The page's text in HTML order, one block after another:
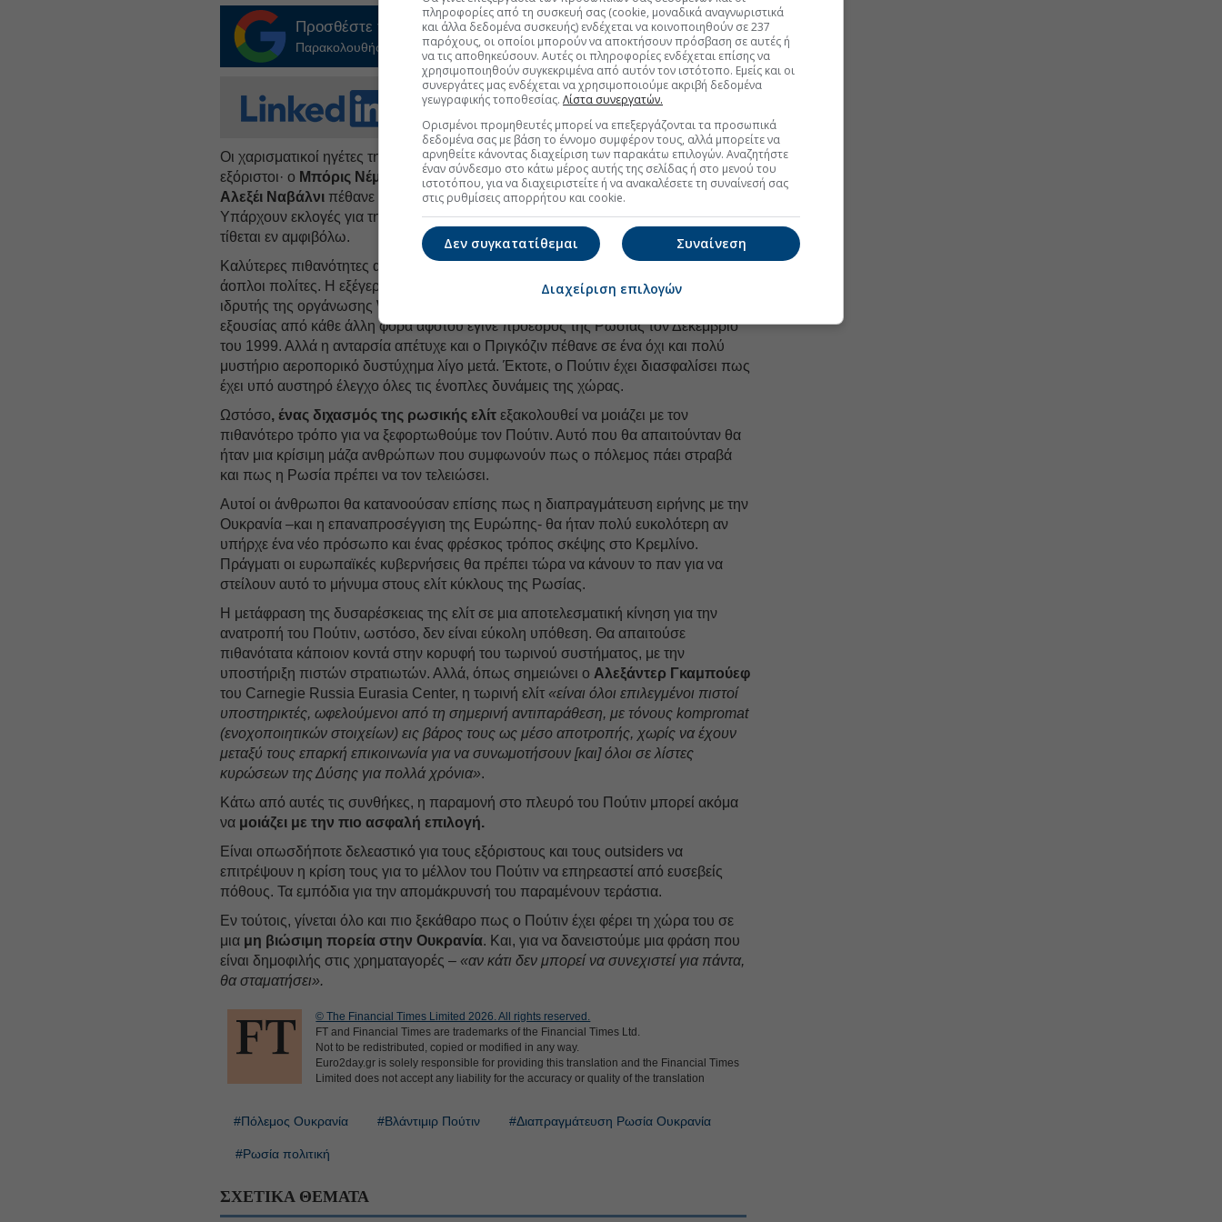
Προσθέστε το Euro2day.grστοGoogle Discover!
Παρακολουθήστε τις εξελίξεις με την υπογραφη εγκυρότητας του Euro2day.gr
FOLLOW US
Ακολουθήστε τη σελίδα τουEuro2day.grστοLinkedin
Οι χαρισματικοί ηγέτες της αντιπολίτευσης τείνουν να καταλήγουν νεκροί ή
εξόριστοι· ο Μπόρις Νέμτσοφ
δολοφονήθηκε κοντά στο Κρεμλίνο το 2015. Ο
Αλεξέι Ναβάλνι πέθανε στη φυλακή το 2024 –σχεδόν σίγουρα δολοφονημένος.
Υπάρχουν εκλογές για τη Ρωσική Δούμα τον Σεπτέμβριο, αλλά το αποτέλεσμα δεν
τίθεται εν αμφιβόλω.
Καλύτερες πιθανότητες ανατροπής του Πούτιν έχουν οιάνδρες με όπλα, παρά οι
άοπλοι πολίτες. Η εξέγερση του 2023 της οποίας ηγήθηκε οΓεβγκένι Πριγκόζιν
ιδρυτής της οργάνωσης Wagner, έφερε τον Πούτιν πιο κοντά στην απώλεια της
εξουσίας από κάθε άλλη φορά αφότου έγινε πρόεδρος της Ρωσίας τον Δεκέμβριο
του 1999. Αλλά η ανταρσία απέτυχε και ο Πριγκόζιν πέθανε σε ένα όχι και πολύ
μυστήριο αεροπορικό δυστύχημα λίγο μετά. Έκτοτε, ο Πούτιν έχει διασφαλίσει πως
έχει υπό αυστηρό έλεγχο όλες τις ένοπλες δυνάμεις της χώρας.
Ωστόσο, ένας διχασμός της ρωσικής ελίτεξακολουθεί να μοιάζει με τον
πιθανότερο τρόπο για να ξεφορτωθούμε τον Πούτιν. Αυτό που θα απαιτούνταν θα
ήταν μια κρίσιμη μάζα ανθρώπων που συμφωνούν πως ο πόλεμος πάει στραβά
και πως η Ρωσία πρέπει να τον τελειώσει.
Αυτοί οι άνθρωποι θα κατανοούσαν επίσης πως η διαπραγμάτευση ειρήνης με την
Ουκρανία –και η επαναπροσέγγιση της Ευρώπης- θα ήταν πολύ ευκολότερη αν
υπήρχε ένα νέο πρόσωπο και ένας φρέσκος τρόπος σκέψης στο Κρεμλίνο.
Πράγματι οι ευρωπαϊκές κυβερνήσεις θα πρέπει τώρα να κάνουν το παν για να
στείλουν αυτό το μήνυμα στους ελίτ κύκλους της Ρωσίας.
Η μετάφραση της δυσαρέσκειας της ελίτ σε μια αποτελεσματική κίνηση για την
ανατροπή του Πούτιν, ωστόσο, δεν είναι εύκολη υπόθεση. Θα απαιτούσε
πιθανότατα κάποιον κοντά στην κορυφή του τωρινού συστήματος, με την
υποστήριξη πιστών στρατιωτών. Αλλά, όπως σημειώνει ο Αλεξάντερ Γκαμπούεφ
του Carnegie Russia Eurasia Center, η τωρινή ελίτ«είναι όλοι επιλεγμένοι πιστοί
υποστηρικτές, ωφελούμενοι από τη σημερινή αντιπαράθεση, με τόνους kompromat
(ενοχοποιητικών στοιχείων) εις βάρος τους ως μέσο αποτροπής, χωρίς να έχουν
μεταξύ τους επαρκή επικοινωνία για να συνωμοτήσουν [και] όλοι σε λίστες
κυρώσεων της Δύσης για πολλά χρόνια».
Κάτω από αυτές τις συνθήκες, η παραμονή στο πλευρό του Πούτιν μπορεί ακόμα
να μοιάζει με την πιο ασφαλή επιλογή.
Είναι οπωσδήποτε δελεαστικό για τους εξόριστους και τους outsiders να
επιτρέψουν η κρίση τους για το μέλλον του Πούτιν να επηρεαστεί από ευσεβείς
πόθους. Τα εμπόδια για την απομάκρυνσή του παραμένουν τεράστια.
Εν τούτοις, γίνεται όλο και πιο ξεκάθαρο πως ο Πούτιν έχει φέρει τη χώρα του σε
μια μη βιώσιμη πορεία στην Ουκρανία. Και, για να δανειστούμε μια φράση που
είναι δημοφιλής στις χρηματαγορές –«αν κάτι δεν μπορεί να συνεχιστεί για πάντα,
θα σταματήσει».
© The Financial Times Limited 2026. All rights reserved.
FT and Financial Times are trademarks of the Financial Times Ltd.
Not to be redistributed, copied or modified in any way.
Euro2day.gr is solely responsible for providing this translation and the Financial Times
Limited does not accept any liability for the accuracy or quality of the translation
#Πόλεμος Ουκρανία #Βλάντιμιρ Πούτιν #Διαπραγμάτευση Ρωσία Ουκρανία
#Ρωσία πολιτική
ΣΧΕΤΙΚΑ ΘΕΜΑΤΑ
πληροφορίες από τη συσκευή σας (cookie, μοναδικά αναγνωριστικά
και άλλα δεδομένα συσκευής) ενδέχεται να κοινοποιηθούν σε 237
παρόχους, οι οποίοι μπορούν να αποκτήσουν πρόσβαση σε αυτές ή
να τις αποθηκεύσουν. Αυτές οι πληροφορίες ενδέχεται επίσης να
χρησιμοποιηθούν συγκεκριμένα από αυτόν τον ιστότοπο. Εμείς και οι
συνεργάτες μας ενδέχεται να χρησιμοποιούμε ακριβή δεδομένα
γεωγραφικής τοποθεσίας. Λίστα συνεργατών.
Ορισμένοι προμηθευτές μπορεί να επεξεργάζονται τα προσωπικά
δεδομένα σας με βάση το έννομο συμφέρον τους, αλλά μπορείτε να
αρνηθείτε κάνοντας διαχείριση των παρακάτω επιλογών. Αναζητήστε
έναν σύνδεσμο στο κάτω μέρος αυτής της σελίδας ή στο μενού του
ιστοτόπου, για να διαχειριστείτε ή να ανακαλέσετε τη συναίνεσή σας
στις ρυθμίσεις απορρήτου και cookie.
Συναίνεση
Δεν συγκατατίθεμαι
Διαχείριση επιλογών